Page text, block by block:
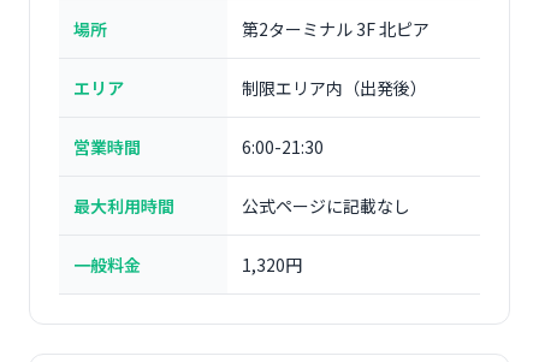
場所 第2ターミナル 3F 北ピア
エリア 制限エリア内（出発後）
営業時間 6:00-21:30
最大利用時間 公式ページに記載なし
一般料金 1,320円